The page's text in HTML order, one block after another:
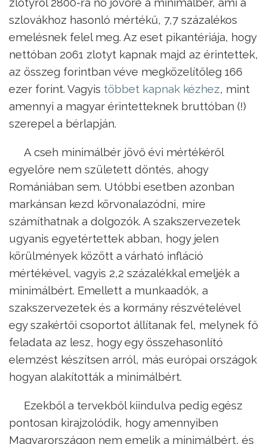
szlovákhoz hasonló mértékű, 7,7 százalékos
emelésnek felel meg. Az eset pikantériája, hogy
nettóban 2061 zlotyt kapnak majd az érintettek,
az összeg forintban véve megközelítőleg 166
ezer forint. Vagyis többet kapnak kézhez, mint
amennyi a magyar érintetteknek bruttóban (!)
szerepel a bérlapján.
A cseh minimálbér jövő évi mértékéről
egyelőre nem született döntés, ahogy
Romániában sem. Utóbbi esetben azonban
markánsan kezd körvonalazódni, mire
számíthatnak a dolgozók. A szakszervezetek
ugyanis egyetértettek abban, hogy jelen
körülmények között a várható infláció
mértékével, vagyis 2,2 százalékkal emeljék a
minimálbért. Emellett a munkaadók, a
szakszervezetek és a kormány részvételével
egy szakértői csoportot állítanak fel, melynek fő
feladata az lesz, hogy egy összehasonlító
elemzést készítsen arról, más európai országok
hogyan alakították a minimálbért.
Ezekből a tervekből kiindulva pedig egész
pontosan kirajzolódik, hogy amennyiben
Magyarországon nem emelik a minimálbért, és